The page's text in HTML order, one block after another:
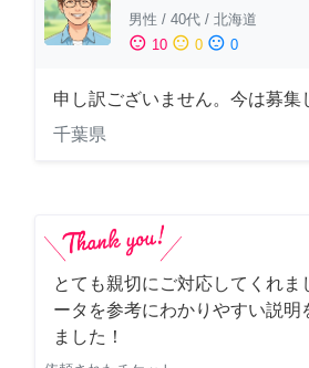
男性 / 40代 / 北海道
sentiment_satisfied 10 sentiment_neutral 0 sentiment_dissatisfied 0
申し訳ございません。今は募集
千葉県
とても親切にご対応してくれま
ータを参考にわかりやすい説明
ました！